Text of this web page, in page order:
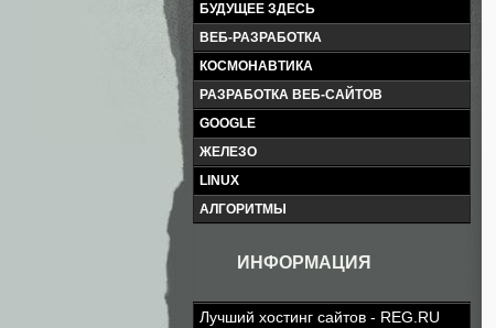
БУДУЩЕЕ ЗДЕСЬ
ВЕБ-РАЗРАБОТКА
КОСМОНАВТИКА
РАЗРАБОТКА ВЕБ-САЙТОВ
GOOGLE
ЖЕЛЕЗО
LINUX
АЛГОРИТМЫ
ИНФОРМАЦИЯ
Лучший хостинг сайтов - REG.RU